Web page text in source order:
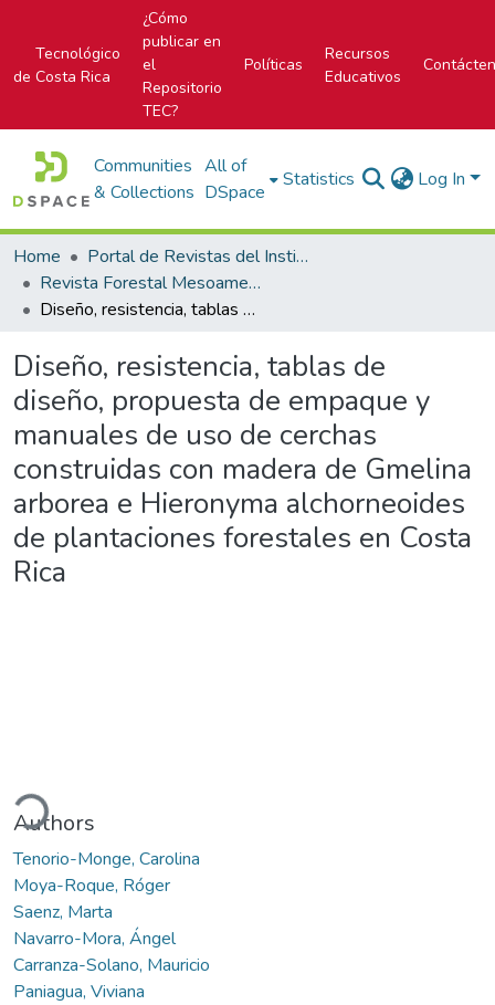
Tecnológico
de Costa Rica
¿Cómo
publicar en
el
Repositorio
TEC?
Políticas
Recursos
Educativos
Communities
& Collections
All of
DSpace
Statistics Log In
Home
Portal de Revistas del Instituto Tecnológico de Costa Rica
Revista Forestal Mesoamericana Kurú
Diseño, resistencia, tablas de diseño, propuesta de empaque y manuales de uso de cerchas construidas con madera de Gmelina arborea e Hieronyma alchorneoides de plantaciones forestales en Costa Rica
Diseño, resistencia, tablas de
diseño, propuesta de empaque y
manuales de uso de cerchas
construidas con madera de Gmelina
arborea e Hieronyma alchorneoides
de plantaciones forestales en Costa
Rica
Authors
Tenorio-Monge, Carolina
Moya-Roque, Róger
Saenz, Marta
Navarro-Mora, Ángel
Carranza-Solano, Mauricio
Paniagua, Viviana